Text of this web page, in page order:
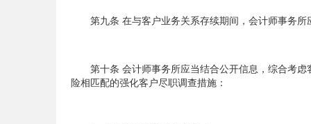
第九条 在与客户业务关系存续期间，会计师事务所
第十条 会计师事务所应当结合公开信息，综合考虑
险相匹配的强化客户尽职调查措施：